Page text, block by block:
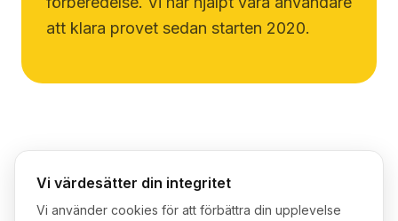
att klara provet sedan starten 2020.
Vi värdesätter din integritet
Vi använder cookies för att förbättra din upplevelse